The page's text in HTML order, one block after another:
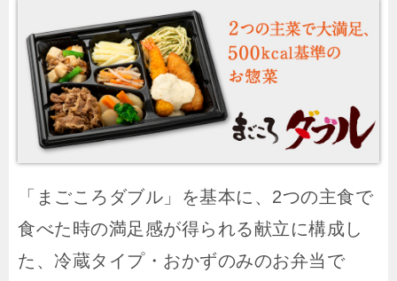
「まごころダブル」を基本に、2つの主食で
食べた時の満足感が得られる献立に構成し
た、冷蔵タイプ・おかずのみのお弁当で